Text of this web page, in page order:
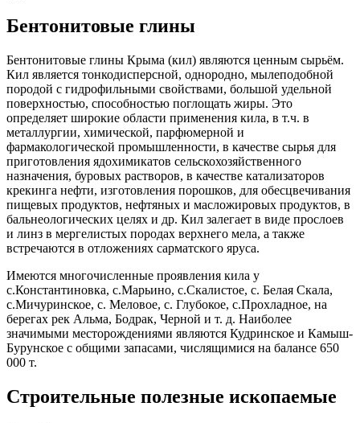
Бентонитовые глины
Бентонитовые глины Крыма (кил) являются ценным сырьём.
Кил является тонкодисперсной, однородно, мылеподобной
породой с гидрофильными свойствами, большой удельной
поверхностью, способностью поглощать жиры. Это
определяет широкие области применения кила, в т.ч. в
металлургии, химической, парфюмерной и
фармакологической промышленности, в качестве сырья для
приготовления ядохимикатов сельскохозяйственного
назначения, буровых растворов, в качестве катализаторов
крекинга нефти, изготовления порошков, для обесцвечивания
пищевых продуктов, нефтяных и масложировых продуктов, в
бальнеологических целях и др. Кил залегает в виде прослоев
и линз в мергелистых породах верхнего мела, а также
встречаются в отложениях сарматского яруса.
Имеются многочисленные проявления кила у
с.Константиновка, с.Марьино, с.Скалистое, с. Белая Скала,
с.Мичуринское, с. Меловое, с. Глубокое, с.Прохладное, на
берегах рек Альма, Бодрак, Черной и т. д. Наиболее
значимыми месторождениями являются Кудринское и Камыш-
Бурунское с общими запасами, числящимися на балансе 650
000 т.
Строительные полезные ископаемые